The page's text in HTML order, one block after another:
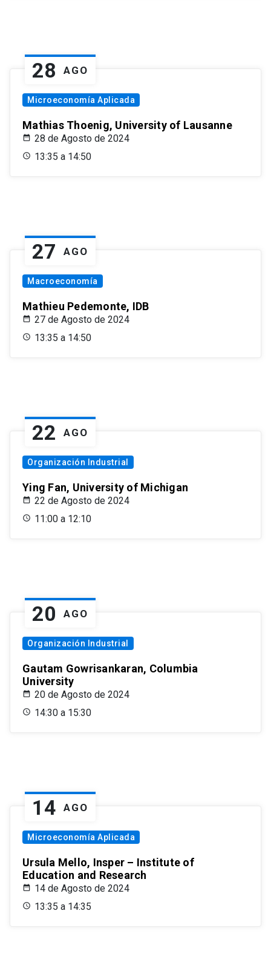
28 AGO
Microeconomía Aplicada
Mathias Thoenig, University of Lausanne
28 de Agosto de 2024
13:35 a 14:50
27 AGO
Macroeconomía
Mathieu Pedemonte, IDB
27 de Agosto de 2024
13:35 a 14:50
22 AGO
Organización Industrial
Ying Fan, University of Michigan
22 de Agosto de 2024
11:00 a 12:10
20 AGO
Organización Industrial
Gautam Gowrisankaran, Columbia
University
20 de Agosto de 2024
14:30 a 15:30
14 AGO
Microeconomía Aplicada
Ursula Mello, Insper – Institute of
Education and Research
14 de Agosto de 2024
13:35 a 14:35